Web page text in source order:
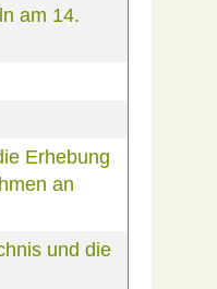
am 14.
Erhebung
an
und die